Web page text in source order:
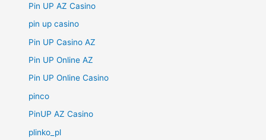
Pin UP AZ Casino
pin up casino
Pin UP Casino AZ
Pin UP Online AZ
Pin UP Online Casino
pinco
PinUP AZ Casino
plinko_pl